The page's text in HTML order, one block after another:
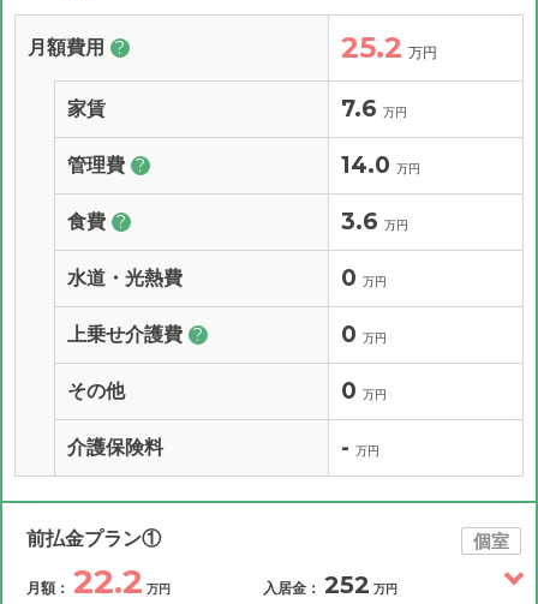
月額費用 ? 25.2 万円
家賃 7.6 万円
管理費 ? 14.0 万円
食費 ? 3.6 万円
水道・光熱費 0 万円
上乗せ介護費 ? 0 万円
その他 0 万円
介護保険料 - 万円
前払金プラン① 個室
月額： 22.2 万円 入居金： 252 万円